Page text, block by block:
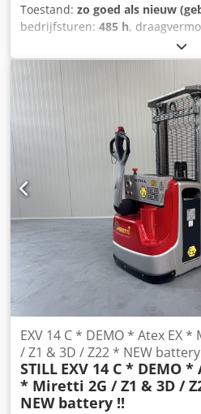
Toestand: zo goed als nieuw
bedrijfsturen: 485 h,
bouwhoogte:1.680 mm,
14 C * EX * Miretti 2G / Zone 1 -
Mast:2F2350 ID:26080.9198
Lowered height:1680 mm Lifting
Capacity:1400 kg Cedpfx Aszq
Hours:485 hours
04/2026 Options:* EX * MIRETTI -
Certificate = TUV - CY 16 ATEX
= Cat 2G ( toegestaan in ZONE 1
Gb=====Dustgroep = IIIB Type =
ZONE 22 ) Tempklasse = 200*C (
EXV 14 C * DEMO * Atex EX *
/ Z1 & 3D / Z22 * NEW
STILL EXV 14 C * DEMO *
* Miretti 2G / Z1 & 3D /
NEW battery !!